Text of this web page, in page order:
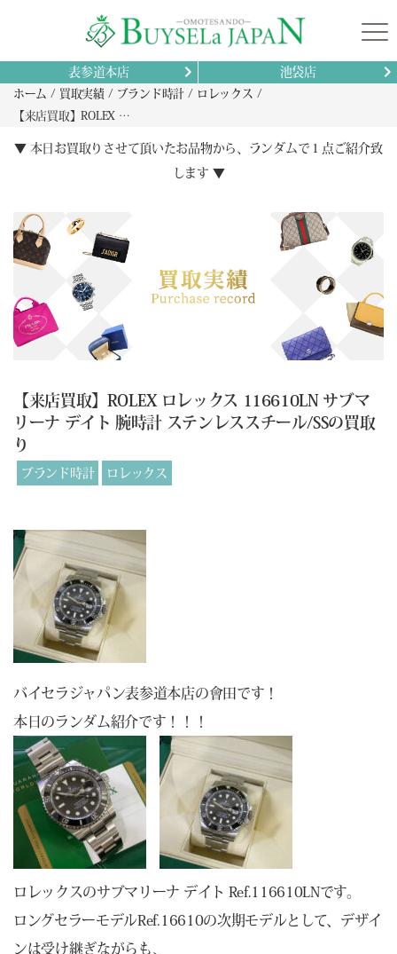
表参道本店 池袋店
ホーム 買取実績 ブランド時計
ロレックス
【来店買取】ROLEX ロレックス 116610LN サブマリーナ デイト 腕時計 ステンレススチール/SSの買取り
▼ 本日お買取りさせて頂いたお品物から、ランダムで１点ご紹介致
します ▼
【来店買取】ROLEX ロレックス 116610LN サブマ
リーナ デイト 腕時計 ステンレススチール/SSの買取
り
ブランド時計 ロレックス
バイセラジャパン表参道本店の會田です！
本日のランダム紹介です！！！
ロレックスのサブマリーナ デイト Ref.116610LNです。
ロングセラーモデルRef.16610の次期モデルとして、デザイ
ンは受け継ぎながらも、